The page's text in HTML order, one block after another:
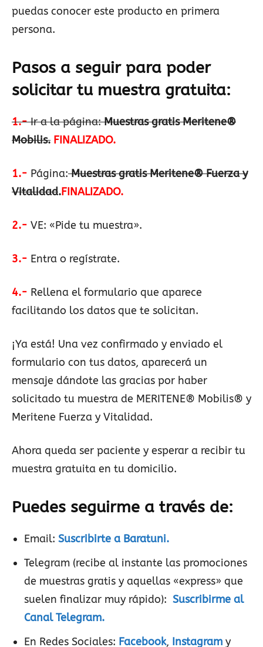
puedas conocer este producto en primera
persona.
Pasos a seguir para poder
solicitar tu muestra gratuita:
1.-Ir a la página:Muestras gratis Meritene®
Mobilis. FINALIZADO.
1.- Página:Muestras gratis Meritene® Fuerza y
Vitalidad.FINALIZADO.
2.- VE: «Pide tu muestra».
3.- Entra o regístrate.
4.- Rellena el formulario que aparece
facilitando los datos que te solicitan.
¡Ya está! Una vez confirmado y enviado el
formulario con tus datos, aparecerá un
mensaje dándote las gracias por haber
solicitado tu muestra de MERITENE® Mobilis® y
Meritene Fuerza y Vitalidad.
Ahora queda ser paciente y esperar a recibir tu
muestra gratuita en tu domicilio.
Puedes seguirme a través de:
Email: Suscribirte a Baratuni.
Telegram (recibe al instante las promociones
de muestras gratis y aquellas «express» que
suelen finalizar muy rápido): Suscribirme al
Canal Telegram.
En Redes Sociales: Facebook, Instagram y